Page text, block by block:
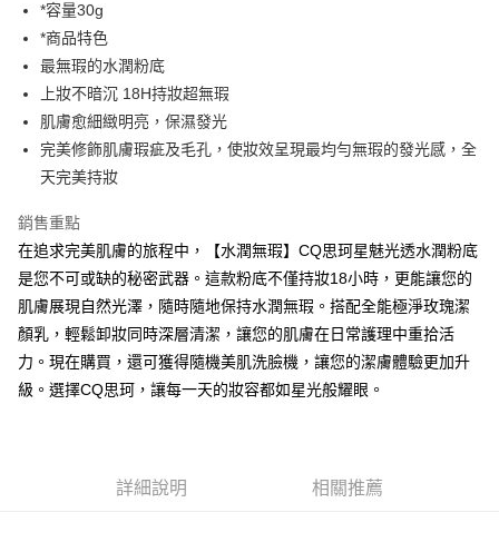
街口支付
悠遊付
ATM付款
運送方式
每筆NT$85，滿NT$599(含以上)免運費
付款後全家取貨
7-11取貨付款
每筆NT$85，滿NT$799(含以上)免運費
*容量30g
*商品特色
最無瑕的水潤粉底
上妝不暗沉 18H持妝超無瑕
肌膚愈細緻明亮，保濕發光
完美修飾肌膚瑕疵及毛孔，使妝效呈現最均勻無瑕的發光感，全
天完美持妝
銷售重點
在追求完美肌膚的旅程中，【水潤無瑕】CQ思珂星魅光透水潤粉底
是您不可或缺的秘密武器。這款粉底不僅持妝18小時，更能讓您的
肌膚展現自然光澤，隨時隨地保持水潤無瑕。搭配全能極淨玫瑰潔
顏乳，輕鬆卸妝同時深層清潔，讓您的肌膚在日常護理中重拾活
力。現在購買，還可獲得隨機美肌洗臉機，讓您的潔膚體驗更加升
級。選擇CQ思珂，讓每一天的妝容都如星光般耀眼。
詳細說明 相關推薦